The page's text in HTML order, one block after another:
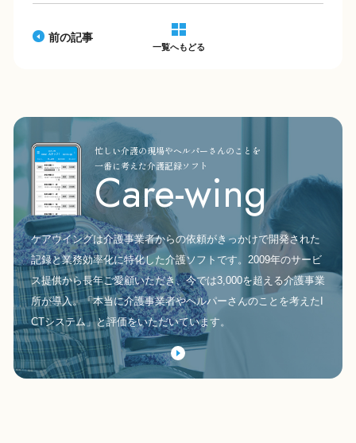
前の記事
一覧へもどる
Care-wing
忙しい介護の現場やヘルパーさんのことを
一番に考えた介護記録ソフト
ケアウイングは介護事業者からの依頼がきっかけで開発された
記録と業務効率化に特化した介護ソフトです。2009年のサービ
ス提供から長年ご愛顧いただき、今では3,000を超える介護事業
所が導入。「本当に介護事業者やヘルパーさんのことを考えたI
CTシステム」と評価をいただいています。